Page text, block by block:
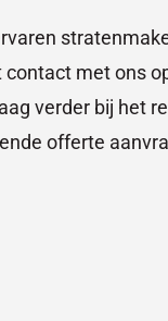
met ons
verder bij het
offerte